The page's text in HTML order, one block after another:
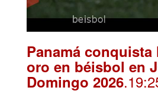
Panamá
oro en béisbol en
Domingo 2026